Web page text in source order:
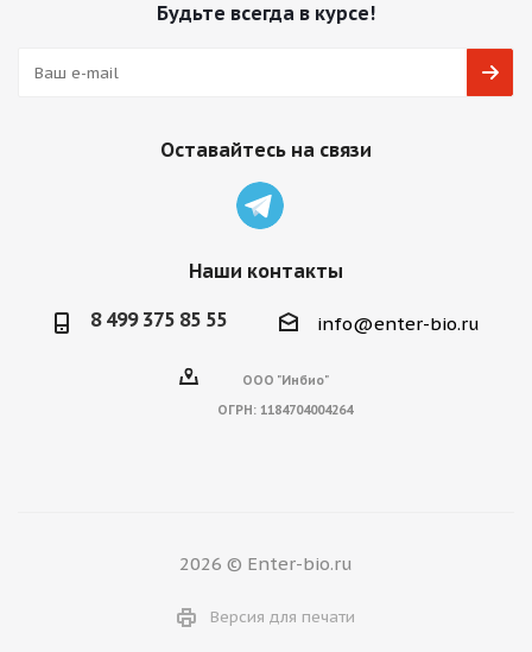
Будьте всегда в курсе!
Оставайтесь на связи
Наши контакты
8 499 375 85 55 info@enter-bio.ru
ООО "Инбио"
ОГРН: 1184704004264
2026 © Enter-bio.ru
Версия для печати